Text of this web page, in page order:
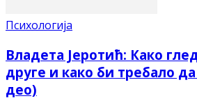
Психологија
Владета Јеротић: Како
друге и како би требало
део)